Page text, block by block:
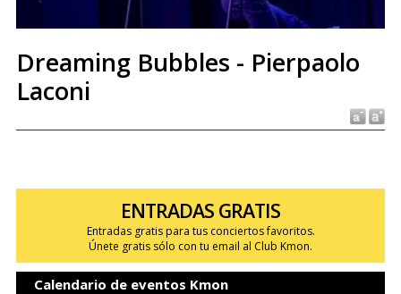
Dreaming Bubbles - Pierpaolo
Laconi
ENTRADAS GRATIS
Entradas gratis para tus conciertos favoritos.
Únete gratis sólo con tu email al Club Kmon.
Calendario de eventos Kmon